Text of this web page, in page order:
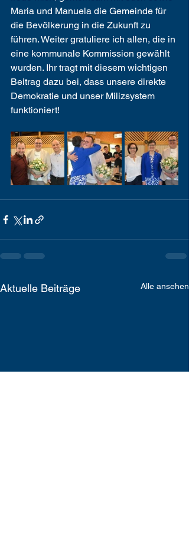
Maria und Manuela die Gemeinde für
die Bevölkerung in die Zukunft zu
führen. Weiter gratuliere ich allen, die in
eine kommunale Kommission gewählt
wurden. Ihr tragt mit diesem wichtigen
Beitrag dazu bei, dass unsere direkte
Demokratie und unser Milizsystem
funktioniert!
Aktuelle Beiträge Alle ansehen